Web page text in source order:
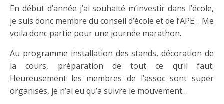
En début d’année j’ai souhaité m’investir dans l’école,
je suis donc membre du conseil d’école et de l’APE… Me
voila donc partie pour une journée marathon.
Au programme installation des stands, décoration de
la cours, préparation de tout ce qu’il faut.
Heureusement les membres de l’assoc sont super
organisés, je n’ai eu qu’a suivre le mouvement…